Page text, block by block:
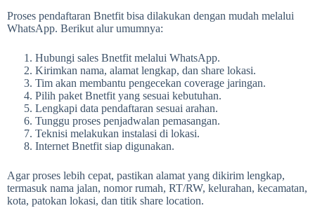
Proses pendaftaran Bnetfit bisa dilakukan dengan mudah melalui
WhatsApp. Berikut alur umumnya:
Hubungi sales Bnetfit melalui WhatsApp.
Kirimkan nama, alamat lengkap, dan share lokasi.
Tim akan membantu pengecekan coverage jaringan.
Pilih paket Bnetfit yang sesuai kebutuhan.
Lengkapi data pendaftaran sesuai arahan.
Tunggu proses penjadwalan pemasangan.
Teknisi melakukan instalasi di lokasi.
Internet Bnetfit siap digunakan.
Agar proses lebih cepat, pastikan alamat yang dikirim lengkap,
termasuk nama jalan, nomor rumah, RT/RW, kelurahan, kecamatan,
kota, patokan lokasi, dan titik share location.